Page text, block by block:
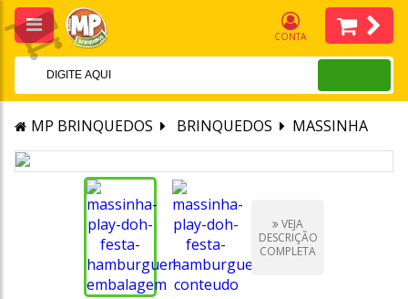
CONTA
MP BRINQUEDOS BRINQUEDOS MASSINHA
VEJA
DESCRIÇÃO
COMPLETA